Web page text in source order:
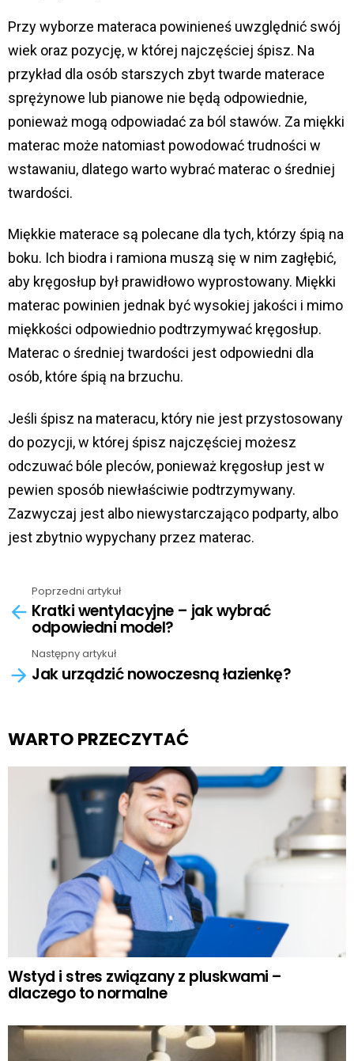
Przy wyborze materaca powinieneś uwzględnić swój
wiek oraz pozycję, w której najczęściej śpisz. Na
przykład dla osób starszych zbyt twarde materace
sprężynowe lub pianowe nie będą odpowiednie,
ponieważ mogą odpowiadać za ból stawów. Za miękki
materac może natomiast powodować trudności w
wstawaniu, dlatego warto wybrać materac o średniej
twardości.
Miękkie materace są polecane dla tych, którzy śpią na
boku. Ich biodra i ramiona muszą się w nim zagłębić,
aby kręgosłup był prawidłowo wyprostowany. Miękki
materac powinien jednak być wysokiej jakości i mimo
miękkości odpowiednio podtrzymywać kręgosłup.
Materac o średniej twardości jest odpowiedni dla
osób, które śpią na brzuchu.
Jeśli śpisz na materacu, który nie jest przystosowany
do pozycji, w której śpisz najczęściej możesz
odczuwać bóle pleców, ponieważ kręgosłup jest w
pewien sposób niewłaściwie podtrzymywany.
Zazwyczaj jest albo niewystarczająco podparty, albo
jest zbytnio wypychany przez materac.
more
Poprzedni artykuł
Kratki wentylacyjne – jak wybrać
odpowiedni model?
Następny artykuł
Jak urządzić nowoczesną łazienkę?
WARTO PRZECZYTAĆ
Wstyd i stres związany z pluskwami –
dlaczego to normalne